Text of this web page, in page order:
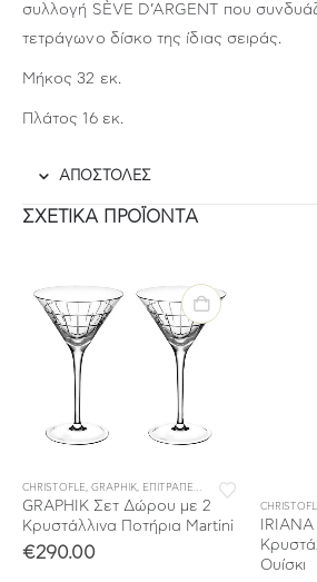
συλλογή SÈVE D’ARGENT που
τετράγωνο δίσκο της ίδιας σειράς.
Μήκος 32 εκ.
Πλάτος 16 εκ.
ΑΠΟΣΤΟΛΕΣ
ΣΧΕΤΙΚΆ ΠΡΟΪΌΝΤΑ
, ΣΥΛΛΟΓΕΣ
CHRISTOFLE, GRAPHIK, ΕΠΙΤΡΑΠΕΖΙΑ ΕΙΔΗ
GRAPHIK Σετ Δώρου με 2
Κρυστάλλινα Ποτήρια Martini
€290.00
Ουίσκι